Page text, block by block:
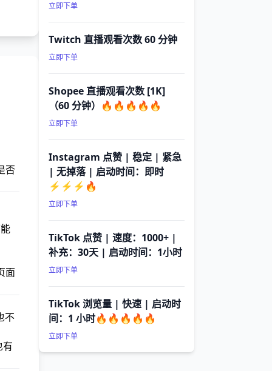
否
面
不
有
立即下单
Twitch 直播观看次数 60 分钟
立即下单
Shopee 直播观看次数 [1K]
（60 分钟）🔥🔥🔥🔥🔥
立即下单
Instagram 点赞 | 稳定 | 紧急
| 无掉落 | 启动时间：即时
⚡⚡⚡🔥
立即下单
TikTok 点赞 | 速度：1000+ |
补充：30天 | 启动时间：1小时
立即下单
TikTok 浏览量 | 快速 | 启动时
间：1 小时🔥🔥🔥🔥🔥
立即下单